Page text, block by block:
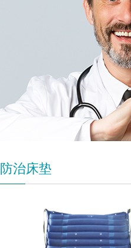
治床垫